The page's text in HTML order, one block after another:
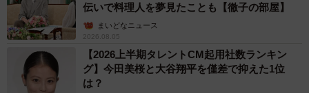
伝いで料理人を夢見たことも【徹子の部屋】
まいどなニュース
2026.08.05
【2026上半期タレントCM起用社数ランキン
グ】今田美桜と大谷翔平を僅差で抑えた1位
は？